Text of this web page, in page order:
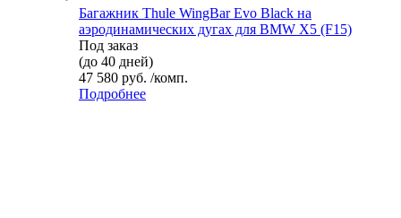
Багажник Thule WingBar Evo Black на
аэродинамических дугах для BMW X5 (F15)
Под заказ
(до 40 дней)
47 580 руб. /комп.
Подробнее